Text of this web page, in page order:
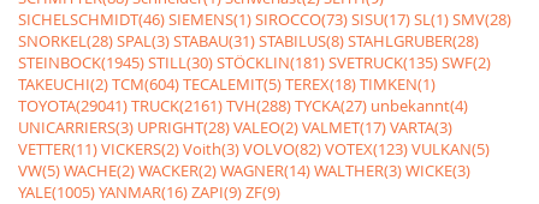
SICHELSCHMIDT(46)SIEMENS(1)SIROCCO(73)SISU(17)SL(1)SMV(28)
SNORKEL(28)SPAL(3)STABAU(31)STABILUS(8)STAHLGRUBER(28)
STEINBOCK(1945)STILL(30)STÖCKLIN(181)SVETRUCK(135)SWF(2)
TAKEUCHI(2)TCM(604)TECALEMIT(5)TEREX(18)TIMKEN(1)
TOYOTA(29041)TRUCK(2161)TVH(288)TYCKA(27) unbekannt(4)
UNICARRIERS(3) UPRIGHT(28)VALEO(2)VALMET(17)VARTA(3)
VETTER(11)VICKERS(2)Voith(3)VOLVO(82)VOTEX(123)VULKAN(5)
VW(5)WACHE(2)WACKER(2)WAGNER(14)WALTHER(3)WICKE(3)
YALE(1005)YANMAR(16)ZAPI(9)ZF(9)